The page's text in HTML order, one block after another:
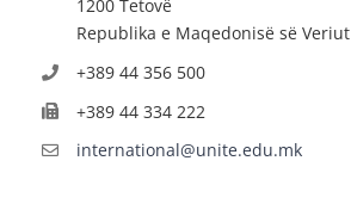
1200 Tetovë
Republika e Maqedonisë së Veriut
+389 44 356 500
+389 44 334 222
international@unite.edu.mk